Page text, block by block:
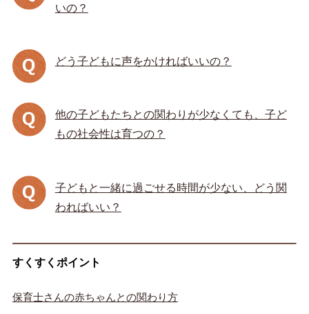
いの？
どう子どもに声をかければいいの？
他の子どもたちとの関わりが少なくても、子ど
もの社会性は育つの？
子どもと一緒に過ごせる時間が少ない、どう関
わればいい？
すくすくポイント
保育士さんの赤ちゃんとの関わり方